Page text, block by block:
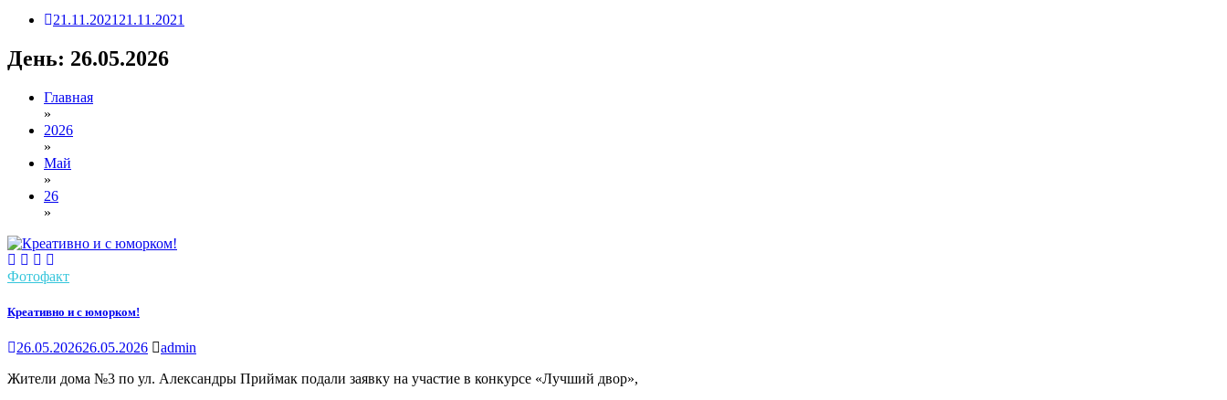
21.11.2021 21.11.2021
День: 26.05.2026
Главная
»
2026
»
Май
»
26
»
Фотофакт
Креативно и с юморком!
26.05.202626.05.2026
admin
Жители дома №3 по ул. Александры Приймак подали заявку на участие в конкурсе «Лучший двор»,